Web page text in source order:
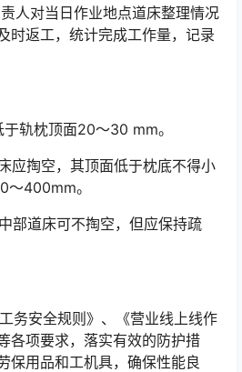
人对当日作业地点道床整理情况
时返工，统计完成工作量，记录
轨枕顶面20～30 mm。
应掏空，其顶面低于枕底不得小
400mm。
部道床可不掏空，但应保持疏
务安全规则》、《营业线上线作
各项要求，落实有效的防护措
保用品和工机具，确保性能良